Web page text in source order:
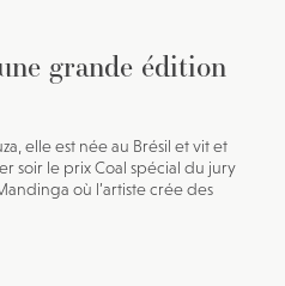
grande édition
elle est née au Brésil et vit et
soir le prix Coal spécial du jury
où l’artiste crée des